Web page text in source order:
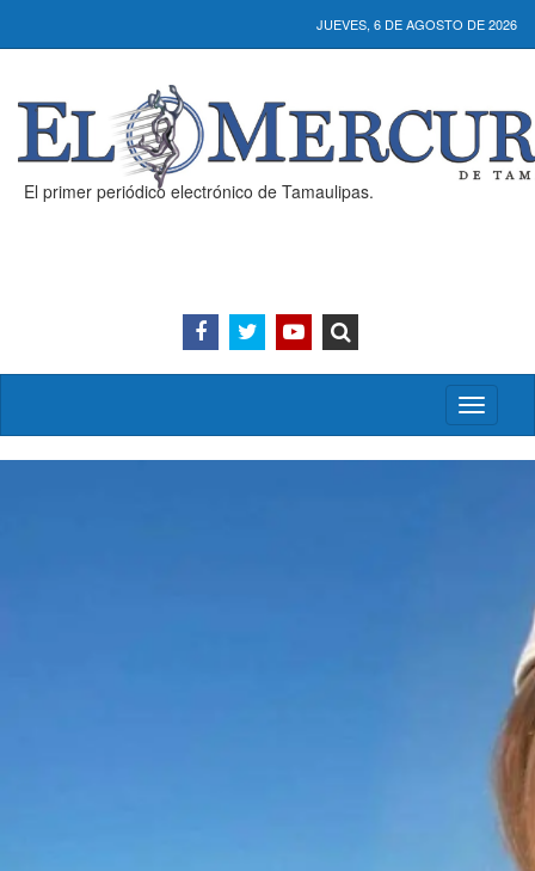
JUEVES, 6 DE AGOSTO DE 2026
El primer periódico electrónico de Tamaulipas.
Activar/
menú